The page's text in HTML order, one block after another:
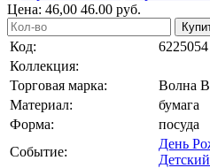
Цена: 46,00 46.00 руб.
Код:
6225054
Коллекция:
Торговая марка:
Волна
Материал:
бумага
Форма:
посуда
Событие:
День